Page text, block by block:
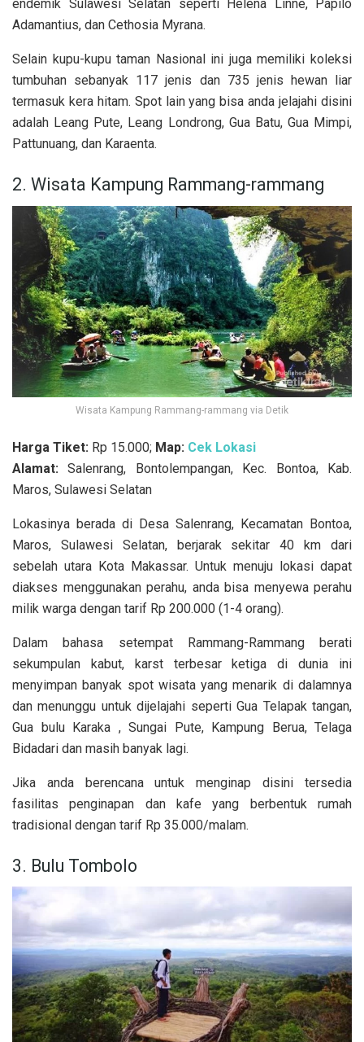
endemik Sulawesi Selatan seperti Helena Linne, Papilo
Adamantius, dan Cethosia Myrana.
Selain kupu-kupu taman Nasional ini juga memiliki koleksi
tumbuhan sebanyak 117 jenis dan 735 jenis hewan liar
termasuk kera hitam. Spot lain yang bisa anda jelajahi disini
adalah Leang Pute, Leang Londrong, Gua Batu, Gua Mimpi,
Pattunuang, dan Karaenta.
2. Wisata Kampung Rammang-rammang
Wisata Kampung Rammang-rammang via Detik
Harga Tiket: Rp 15.000; Map: Cek Lokasi
Alamat: Salenrang, Bontolempangan, Kec. Bontoa, Kab.
Maros, Sulawesi Selatan
Lokasinya berada di Desa Salenrang, Kecamatan Bontoa,
Maros, Sulawesi Selatan, berjarak sekitar 40 km dari
sebelah utara Kota Makassar. Untuk menuju lokasi dapat
diakses menggunakan perahu, anda bisa menyewa perahu
milik warga dengan tarif Rp 200.000 (1-4 orang).
Dalam bahasa setempat Rammang-Rammang berati
sekumpulan kabut, karst terbesar ketiga di dunia ini
menyimpan banyak spot wisata yang menarik di dalamnya
dan menunggu untuk dijelajahi seperti Gua Telapak tangan,
Gua bulu Karaka , Sungai Pute, Kampung Berua, Telaga
Bidadari dan masih banyak lagi.
Jika anda berencana untuk menginap disini tersedia
fasilitas penginapan dan kafe yang berbentuk rumah
tradisional dengan tarif Rp 35.000/malam.
3. Bulu Tombolo